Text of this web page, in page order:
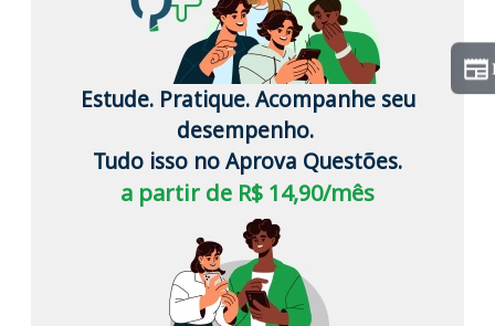
Estude. Pratique. Acompanhe seu
desempenho.
Tudo isso no Aprova Questões.
a partir de R$ 14,90/mês